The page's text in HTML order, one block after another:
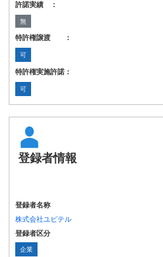
許諾実績 ：
無
特許権譲渡 ：
可
特許権実施許諾：
可
登録者情報
登録者名称
株式会社ユピテル
登録者区分
企業